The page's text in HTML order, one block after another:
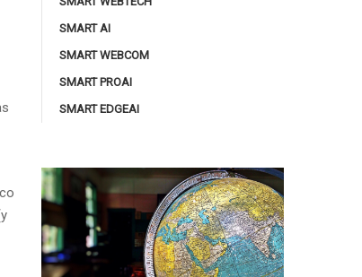
SMART AI
SMART WEBCOM
SMART PROAI
SMART EDGEAI